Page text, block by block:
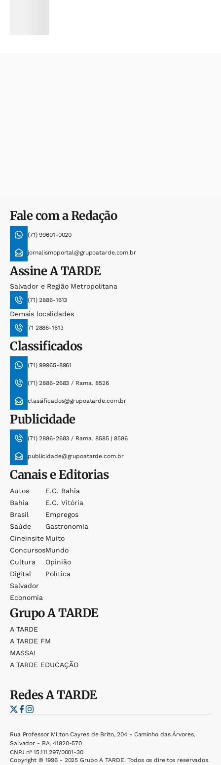
Fale com a Redação
(71) 99601-0020
jornalismoportal@grupoatarde.com.br
AssineA TARDE
Salvador e Região Metropolitana
(71) 2886-1613
Demais localidades
71 2886-1613
Classificados
(71) 99965-8961
(71) 2886-2683 / Ramal 8526
classificados@grupoatarde.com.br
Publicidade
(71) 2886-2683 / Ramal 8585 | 8586
publicidade@grupoatarde.com.br
Canais e Editorias
Autos
Bahia
Brasil
Saúde
Cineinsite
Concursos
Cultura
Digital
Salvador
Economia
E.c. Bahia
E.c. Vitória
Empregos
Gastronomia
Muito
Mundo
Opinião
Política
GrupoA TARDE
A TARDE
A TARDE FM
MASSA!
A TARDE EDUCAÇÃO
RedesA TARDE
Rua Professor Milton Cayres de Brito, 204 - Caminho das Árvores,
Salvador - BA, 41820-570
CNPJ nº 15.111.297/0001-30
Copyright © 1996 - 2025 Grupo A TARDE. Todos os direitos reservados.